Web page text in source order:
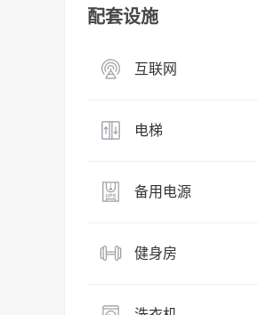
配套设施
互联网
电梯
备用电源
健身房